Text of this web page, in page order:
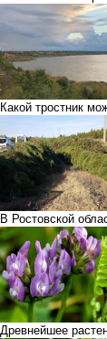
Какой тростник
В Ростовской
Древнейшее